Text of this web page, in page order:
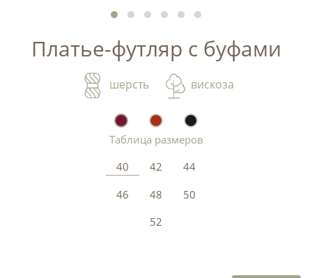
Платье-футляр с буфами
шерсть вискоза
Таблица размеров
40
42
44
46
48
50
52